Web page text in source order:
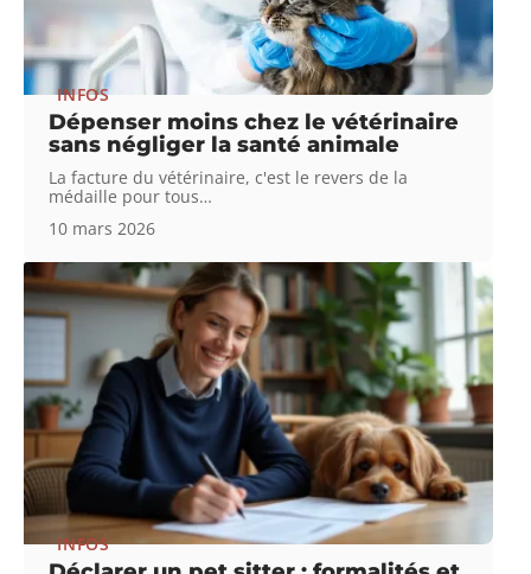
INFOS
Dépenser moins chez le vétérinaire
sans négliger la santé animale
La facture du vétérinaire, c'est le revers de la
médaille pour tous…
10 mars 2026
INFOS